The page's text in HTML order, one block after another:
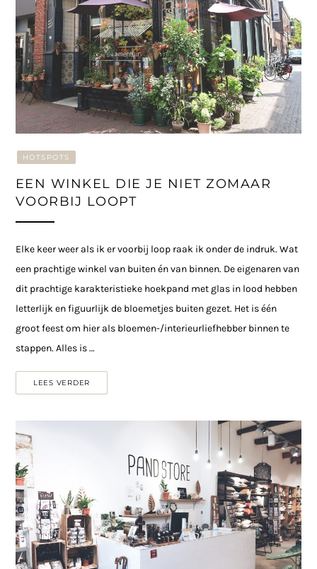
HOTSPOTS
EEN WINKEL DIE JE NIET ZOMAAR
VOORBIJ LOOPT
Elke keer weer als ik er voorbij loop raak ik onder de indruk. Wat
een prachtige winkel van buiten én van binnen. De eigenaren van
dit prachtige karakteristieke hoekpand met glas in lood hebben
letterlijk en figuurlijk de bloemetjes buiten gezet. Het is één
groot feest om hier als bloemen-/interieurliefhebber binnen te
stappen. Alles is …
LEES VERDER